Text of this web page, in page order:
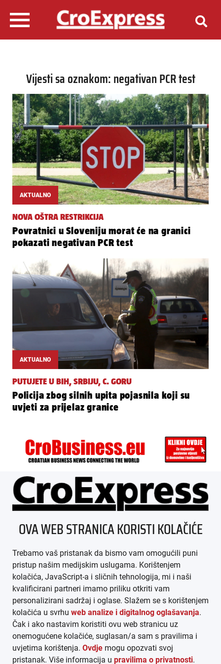
Vijesti sa oznakom: negativan PCR test
AKTUALNO
NOVA OŠTRA RESTRIKCIJA
Povratnici u Sloveniju morat će na granici
pokazati negativan PCR test
AKTUALNO
PUTUJETE U BIH, SRBIJU, C. GORU
Policija zbog silnih upita pojasnila koji su
uvjeti za prijelaz granice
ÜBER UNS
IMPRESSUM
AGB
DATENSCHUTZ
MEDIADATEN
ARHIVA (PDF)
OVA WEB STRANICA KORISTI KOLAČIĆE
Trebamo vaš pristanak da bismo vam omogućili puni
pristup našim medijskim uslugama. Korištenjem
kolačića, JavaScript-a i sličnih tehnologija, mi i naši
kvalificirani partneri imamo priliku otkriti vam
personalizirani sadržaj i oglase. Slažem se s korištenjem
kolačića u svrhu web analize i digitalnog oglašavanja.
Čak i ako nastavim koristiti ovu web stranicu uz
onemogućene kolačiće, suglasan/a sam s pravilima i
uvjetima korištenja. Ovdje mogu opozvati svoj
pristanak. Više informacija u pravilima o privatnosti.